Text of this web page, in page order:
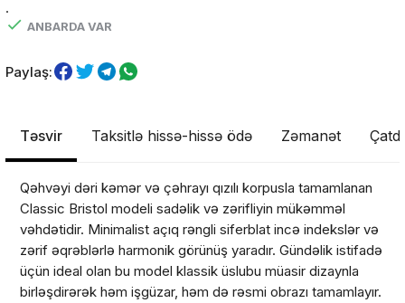
.
ANBARDA VAR
Paylaş:
Təsvir Taksitlə hissə-hissə ödə Zəmanət
Qəhvəyi dəri kəmər və çəhrayı qızılı korpusla tamamlanan
Classic Bristol modeli sadəlik və zərifliyin mükəmməl
vəhdətidir. Minimalist açıq rəngli siferblat incə indekslər və
zərif əqrəblərlə harmonik görünüş yaradır. Gündəlik istifadə
üçün ideal olan bu model klassik üslubu müasir dizaynla
birləşdirərək həm işgüzar, həm də rəsmi obrazı tamamlayır.